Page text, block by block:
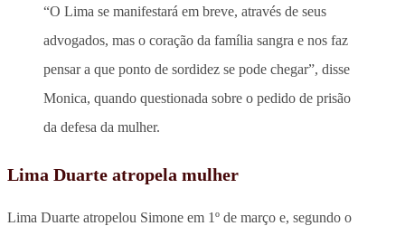
“O Lima se manifestará em breve, através de seus
advogados, mas o coração da família sangra e nos faz
pensar a que ponto de sordidez se pode chegar”, disse
Monica, quando questionada sobre o pedido de prisão
da defesa da mulher.
Lima Duarte atropela mulher
Lima Duarte atropelou Simone em 1º de março e, segundo o